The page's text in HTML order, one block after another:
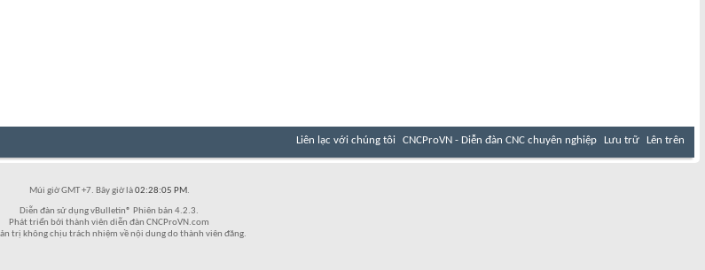
Liên lạc với chúng tôi CNCProVN - Diễn đàn CNC chuyên nghiệp Lưu trữ Lên trên
Múi giờ GMT +7. Bây giờ là02:28:05 PM.
Diễn đàn sử dụng vBulletin® Phiên bản 4.2.3.
Phát triển bởi thành viên diễn đàn CNCProVN.com
trị không chịu trách nhiệm về nội dung do thành viên đăng.